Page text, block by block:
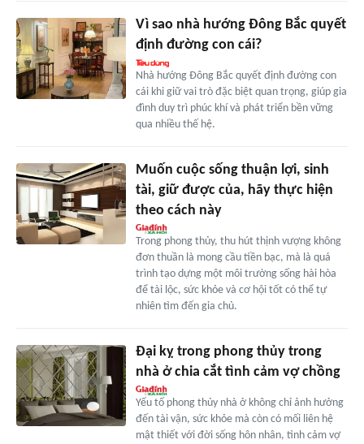
Vì sao nhà hướng Đông Bắc quyết
định đường con cái?
Nhà hướng Đông Bắc quyết định đường con
cái khi giữ vai trò đặc biệt quan trọng, giúp gia
đình duy trì phúc khí và phát triển bền vững
qua nhiều thế hệ.
Muốn cuộc sống thuận lợi, sinh
tài, giữ được của, hãy thực hiện
theo cách này
Trong phong thủy, thu hút thịnh vượng không
đơn thuần là mong cầu tiền bạc, mà là quá
trình tạo dựng một môi trường sống hài hòa
để tài lộc, sức khỏe và cơ hội tốt có thể tự
nhiên tìm đến gia chủ.
Đại kỵ trong phong thủy trong
nhà ở chia cắt tình cảm vợ chồng
Yếu tố phong thủy nhà ở không chỉ ảnh hưởng
đến tài vận, sức khỏe mà còn có mối liên hệ
mật thiết với đời sống hôn nhân, tình cảm vợ